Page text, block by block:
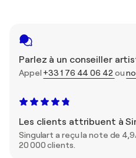
Parlez à un conseiller
Appel +33 1 76 44 06 42 ou
Les clients attribuent à
Singulart a reçu la note de
20 000 clients.